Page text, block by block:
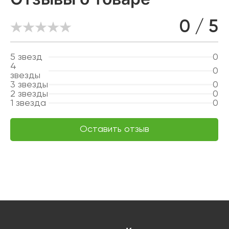
0 / 5
5 звезд
0
4
звезды
0
3 звезды
0
2 звезды
0
1 звезда 0
Оставить отзыв